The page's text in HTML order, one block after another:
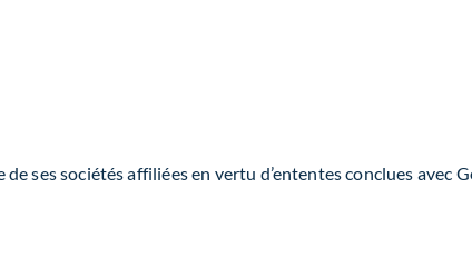
ses sociétés affiliées en vertu d’ententes conclues avec